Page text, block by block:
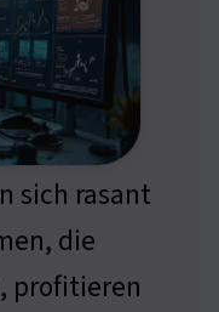
sich rasant
die
profitieren